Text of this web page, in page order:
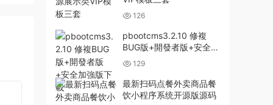
126
pbootcms3.2.10 修複
BUG版+開發者版+安全加
強版下載
129
最新扫码点餐外卖商品餐
饮小程序系统开源版源码